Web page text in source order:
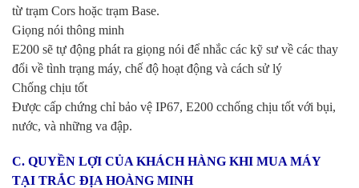
từ trạm Cors hoặc trạm Base.
Giọng nói thông minh
E200 sẽ tự động phát ra giọng nói để nhắc các kỹ sư về các thay
đổi về tình trạng máy, chế độ hoạt động và cách sử lý
Chống chịu tốt
Được cấp chứng chỉ bảo vệ IP67, E200 cchống chịu tốt với bụi,
nước, và những va đập.
C. QUYỀN LỢI CỦA KHÁCH HÀNG KHI MUA MÁY
TẠI TRẮC ĐỊA HOÀNG MINH